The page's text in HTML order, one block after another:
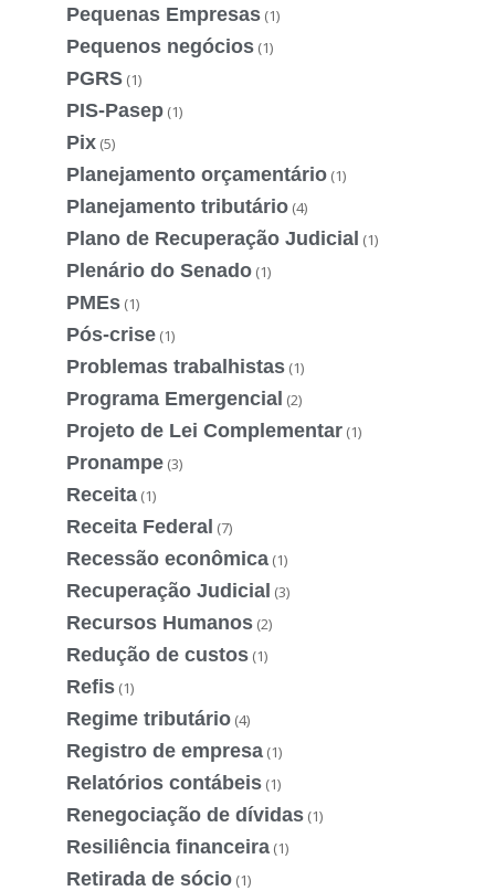
Pequenas Empresas (1)
Pequenos negócios (1)
PGRS (1)
PIS-Pasep (1)
Pix (5)
Planejamento orçamentário (1)
Planejamento tributário (4)
Plano de Recuperação Judicial (1)
Plenário do Senado (1)
PMEs (1)
Pós-crise (1)
Problemas trabalhistas (1)
Programa Emergencial (2)
Projeto de Lei Complementar (1)
Pronampe (3)
Receita (1)
Receita Federal (7)
Recessão econômica (1)
Recuperação Judicial (3)
Recursos Humanos (2)
Redução de custos (1)
Refis (1)
Regime tributário (4)
Registro de empresa (1)
Relatórios contábeis (1)
Renegociação de dívidas (1)
Resiliência financeira (1)
Retirada de sócio (1)